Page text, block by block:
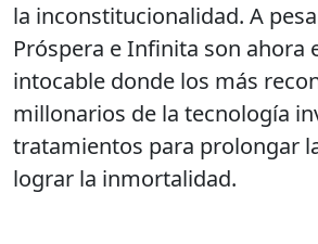
la inconstitucionalidad. A
Próspera e Infinita son ahora
intocable donde los más
millonarios de la tecnología
tratamientos para prolongar
lograr la inmortalidad.